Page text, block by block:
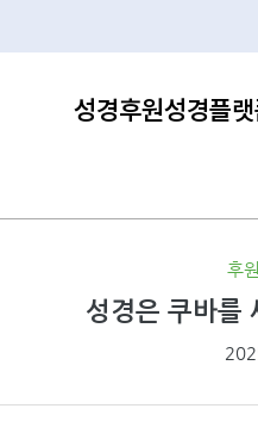
성경후원성경플
후
성경은 쿠바를